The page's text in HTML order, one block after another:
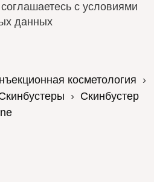
с условиями
данных
косметология ›
› Скинбустер